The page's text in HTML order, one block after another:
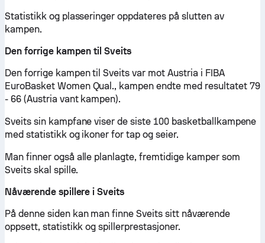
Statistikk og plasseringer oppdateres på slutten av
kampen.
Den forrige kampen til Sveits
Den forrige kampen til Sveits var mot Austria i FIBA
EuroBasket Women Qual., kampen endte med resultatet 79
- 66 (Austria vant kampen).
Sveits sin kampfane viser de siste 100 basketballkampene
med statistikk og ikoner for tap og seier.
Man finner også alle planlagte, fremtidige kamper som
Sveits skal spille.
Nåværende spillere i Sveits
På denne siden kan man finne Sveits sitt nåværende
oppsett, statistikk og spillerprestasjoner.